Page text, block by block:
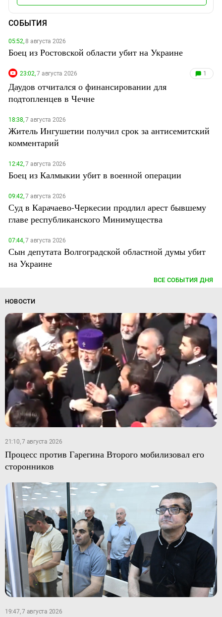
СОБЫТИЯ
05:52,8 августа 2026
Боец из Ростовской области убит на Украине
23:02,7 августа 2026 1
Даудов отчитался о финансировании для
подтопленцев в Чечне
18:38,7 августа 2026
Житель Ингушетии получил срок за антисемитский
комментарий
12:42,7 августа 2026
Боец из Калмыкии убит в военной операции
09:42,7 августа 2026
Суд в Карачаево-Черкесии продлил арест бывшему
главе республиканского Минимущества
07:44,7 августа 2026
Сын депутата Волгоградской областной думы убит
на Украине
ВСЕ СОБЫТИЯ ДНЯ
НОВОСТИ
21:10, 7 августа 2026
Процесс против Гарегина Второго мобилизовал его
сторонников
19:47, 7 августа 2026